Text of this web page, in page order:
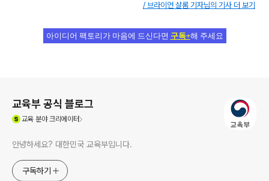
/ 브라이언 샬롬 기자님의 기사 더 보기
아이디어 팩토리가 마음에 드신다면 구독+해 주세요
교육부 공식 블로그
교육분야 크리에이터
안녕하세요? 대한민국 교육부입니다.
구독하기